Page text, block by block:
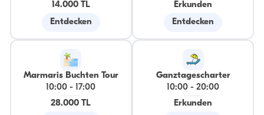
14.000 TL
Entdecken
Erkunden
Entdecken
Marmaris Buchten Tour
10:00 -
17:00
28.000 TL
Ganztagescharter
10:00 -20:00
Erkunden